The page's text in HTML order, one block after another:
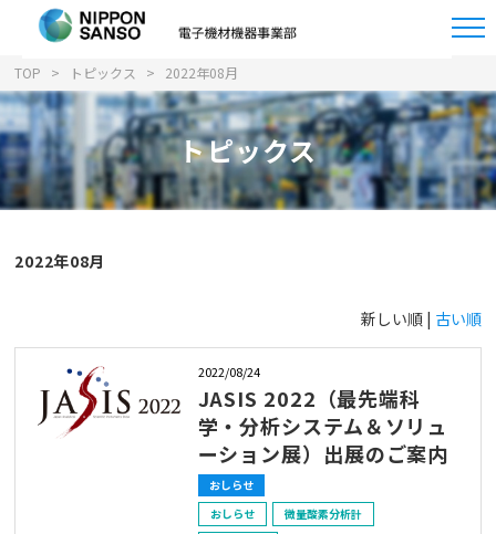
TOP トピックス 2022年08月
トピックス
2022年08月
新しい順 | 古い順
2022/08/24
JASIS 2022（最先端科
学・分析システム＆ソリュ
ーション展）出展のご案内
おしらせ
おしらせ
微量酸素分析計